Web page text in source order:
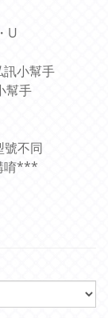
U
小幫手
幫手
不同
唷***